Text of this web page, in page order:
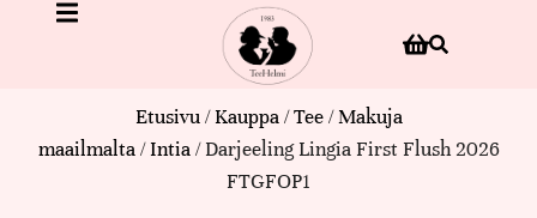
Etusivu/Kauppa/Tee/Makuja
maailmalta/Intia/ Darjeeling Lingia First Flush 2026
FTGFOP1